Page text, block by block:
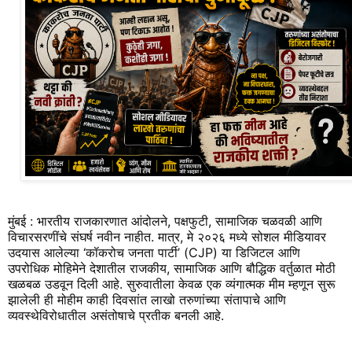
मुंबई : भारतीय राजकारणात आंदोलने, पक्षफुटी, सामाजिक चळवळी आणि
विचारसरणींचे संघर्ष नवीन नाहीत. मात्र, मे २०२६ मध्ये सोशल मीडियावर
उदयास आलेल्या ‘कॉकरोच जनता पार्टी’ (CJP) या डिजिटल आणि
उपरोधिक मोहिमेने देशातील राजकीय, सामाजिक आणि बौद्धिक वर्तुळात मोठी
खळबळ उडवून दिली आहे. सुरुवातीला केवळ एक व्यंगात्मक मीम म्हणून सुरू
झालेली ही मोहीम काही दिवसांत लाखो तरुणांच्या संतापाचे आणि
व्यवस्थेविरोधातील असंतोषाचे प्रतीक बनली आहे.